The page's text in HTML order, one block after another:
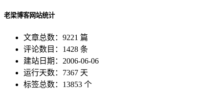
老梁博客网站统计
文章总数：9221 篇
评论数目：1428 条
建站日期：2006-06-06
运行天数：7367 天
标签总数：13853 个